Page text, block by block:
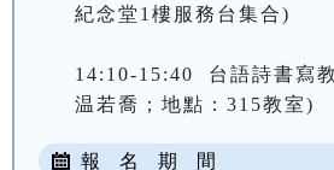
紀念堂1樓服務台集合)
14:10-15:40  台語詩書寫
温若喬；地點：315教室)
報 名 期 間